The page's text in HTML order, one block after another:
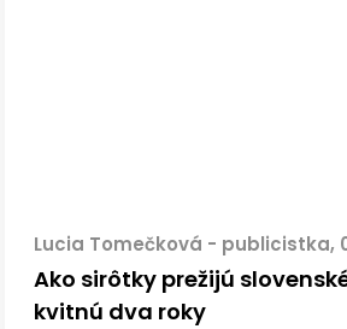
Lucia Tomečková - publicistka,
Ako sirôtky prežijú
kvitnú dva roky